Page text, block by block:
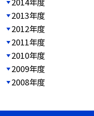
2013年度
2012年度
2011年度
2010年度
2009年度
2008年度